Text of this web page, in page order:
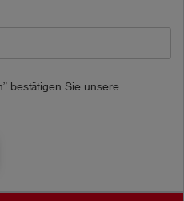
bestätigen Sie unsere